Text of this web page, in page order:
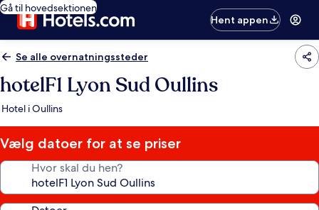
Gå til hovedsektionen
Hent appen
Se alle overnatningssteder
hotelF1 Lyon Sud Oullins
Hotel i Oullins
Vælg datoer for at se priser
Hvor skal du hen?